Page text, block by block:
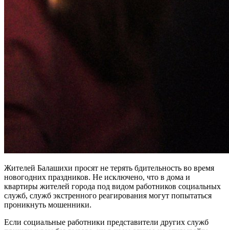
Жителей Балашихи просят не терять бдительность во время
новогодних праздников. Не исключено, что в дома и
квартиры жителей города под видом работников социальных
служб, служб экстренного реагирования могут попытаться
проникнуть мошенники.
Если социальные работники представители других служб